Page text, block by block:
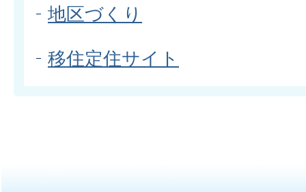
地区づくり
移住定住サイト